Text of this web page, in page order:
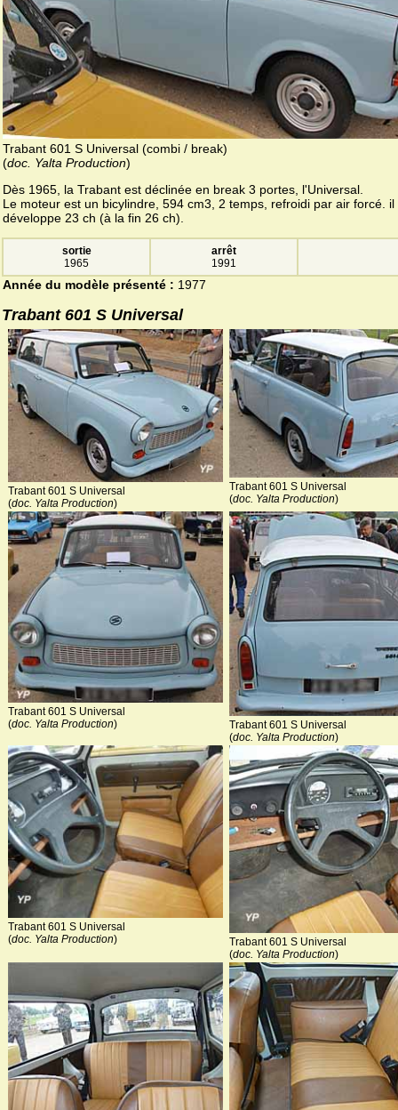
Trabant 601 S Universal (combi / break)
(doc. Yalta Production)
Dès 1965, la Trabant est déclinée en break 3 portes, l'Universal.
Le moteur est un bicylindre, 594 cm3, 2 temps, refroidi par air forcé. il
développe 23 ch (à la fin 26 ch).
sortie
1965
arrêt
1991
Année du modèle présenté : 1977
Trabant 601 S Universal
Trabant 601 S Universal
(doc. Yalta Production)
Trabant 601 S Universal
(doc. Yalta Production)
Trabant 601 S Universal
(doc. Yalta Production)
Trabant 601 S Universal
(doc. Yalta Production)
Trabant 601 S Universal
(doc. Yalta Production)
Trabant 601 S Universal
(doc. Yalta Production)